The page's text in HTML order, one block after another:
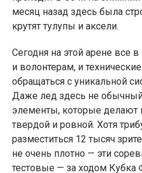
месяц назад здесь была
крутят тулупы и аксели.
Сегодня на этой арене все
и волонтерам, и
обращаться с уникальной
Даже лед здесь не
элементы, которые делают
твердой и ровной. Хотя
разместиться 12 тысяч
не очень плотно — эти
тестовые — за ходом Кубка